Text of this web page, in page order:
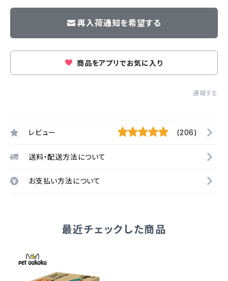
再入荷通知を希望する
商品をアプリでお気に入り
通報する
レビュー (206)
送料・配送方法について
お支払い方法について
最近チェックした商品